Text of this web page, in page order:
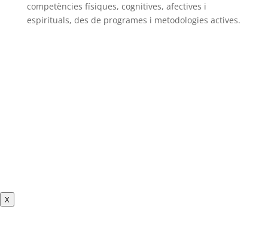
competències físiques, cognitives, afectives i
espirituals, des de programes i metodologies actives.
X